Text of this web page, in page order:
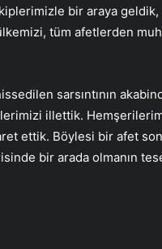
bir araya geldik,
tüm afetlerden
sarsıntının
illettik.
ettik. Böylesi bir afet
bir arada olmanın